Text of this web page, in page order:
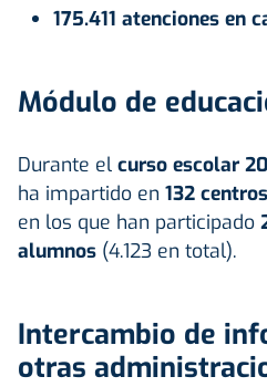
175.411 atenciones en
Módulo de
Durante el curso escolar
ha impartido en 132
en los que han participado
alumnos (4.123 en total).
Intercambio de
otras